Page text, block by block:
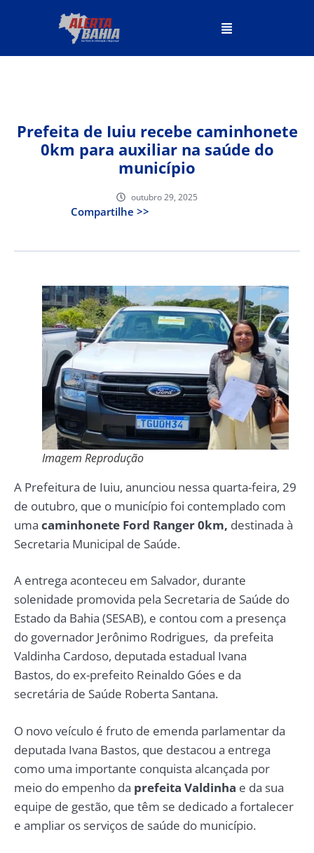
Prefeita de Iuiu recebe caminhonete
0km para auxiliar na saúde do
município
outubro 29, 2025
Compartilhe >>
Imagem Reprodução
A Prefeitura de Iuiu, anunciou nessa quarta-feira, 29
de outubro, que o município foi contemplado com
uma caminhonete Ford Ranger 0km, destinada à
Secretaria Municipal de Saúde.
A entrega aconteceu em Salvador, durante
solenidade promovida pela Secretaria de Saúde do
Estado da Bahia (SESAB), e contou com a presença
do governador Jerônimo Rodrigues, da prefeita
Valdinha Cardoso, deputada estadual Ivana
Bastos, do ex-prefeito Reinaldo Góes e da
secretária de Saúde Roberta Santana.
O novo veículo é fruto de emenda parlamentar da
deputada Ivana Bastos, que destacou a entrega
como uma importante conquista alcançada por
meio do empenho da prefeita Valdinha e da sua
equipe de gestão, que têm se dedicado a fortalecer
e ampliar os serviços de saúde do município.